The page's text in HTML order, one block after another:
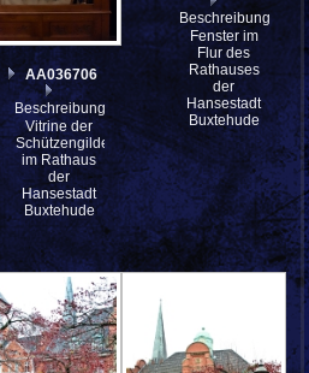
AA036706
Beschreibung:
Vitrine der
Schützengilde
im Rathaus
der
Hansestadt
Buxtehude
Beschreibung:
Fenster im
Flur des
Rathauses
der
Hansestadt
Buxtehude